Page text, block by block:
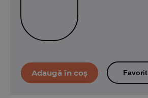
Favorit